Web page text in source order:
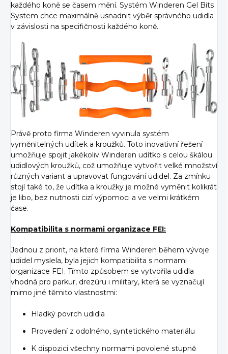
každého koně se časem mění. Systém Winderen Gel Bits
System chce maximálně usnadnit výběr správného udidla
v závislosti na specifičnosti každého koně.
Právě proto firma Winderen vyvinula systém
vyměnitelných udítek a kroužků. Toto inovativní řešení
umožňuje spojit jakékoliv Winderen udítko s celou škálou
udidlových kroužků, což umožňuje vytvořit velké množství
různých variant a upravovat fungování udidel. Za zmínku
stojí také to, že udítka a kroužky je možné vyměnit kolikrát
je libo, bez nutnosti cizí výpomoci a ve velmi krátkém
čase.
Kompatibilita s normami organizace FEI:
Jednou z priorit, na které firma Winderen během vývoje
udidel myslela, byla jejich kompatibilita s normami
organizace FEI. Tímto způsobem se vytvořila udidla
vhodná pro parkur, drezúru i military, která se vyznačují
mimo jiné těmito vlastnostmi:
Hladký povrch udidla
Provedení z odolného, syntetického materiálu
K dispozici všechny normami povolené stupně